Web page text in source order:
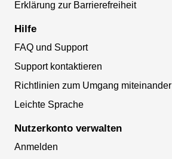
Erklärung zur Barrierefreiheit
Hilfe
FAQ und Support
Support kontaktieren
Richtlinien zum Umgang miteinander
Leichte Sprache
Nutzerkonto verwalten
Anmelden